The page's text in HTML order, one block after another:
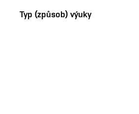
Typ (způsob) výuky